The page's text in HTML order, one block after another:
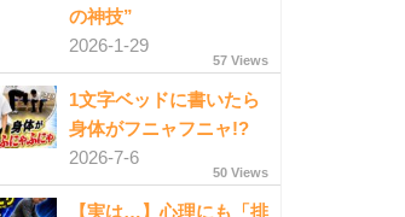
の神技”
2026-1-29
57 Views
1文字ベッドに書いたら
身体がフニャフニャ!?
2026-7-6
50 Views
【実は…】心理にも「排